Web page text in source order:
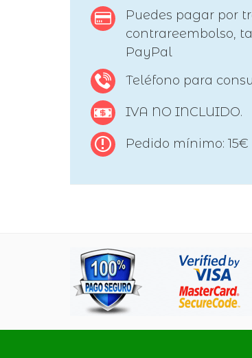
Puedes pagar por
contrareembolso,
PayPal
Teléfono para
IVA NO INCLUIDO.
Pedido mínimo: